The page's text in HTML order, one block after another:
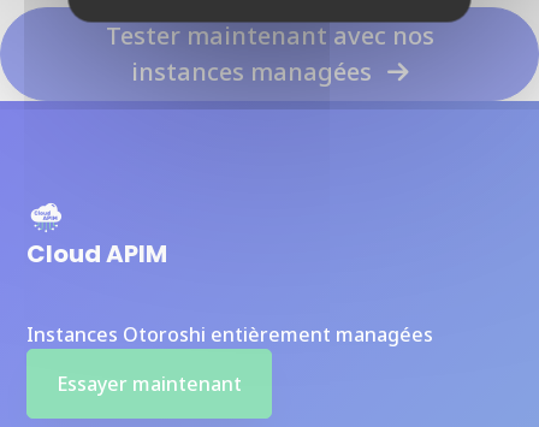
Tester maintenant avec nos
instances managées
Cloud APIM
Instances Otoroshi entièrement managées
Essayer maintenant